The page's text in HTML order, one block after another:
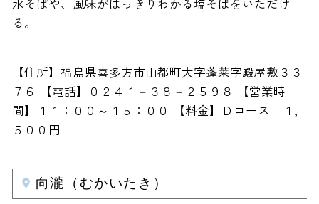
水そばや、風味がはっきりわかる塩そばをいただけ
る。
【住所】福島県喜多方市山都町大字蓬莱字殿屋敷３３
７６ 【電話】０２４１－３８－２５９８ 【営業時
間】１１：００～１５：００ 【料金】Ｄコース １,
５００円
向瀧（むかいたき）